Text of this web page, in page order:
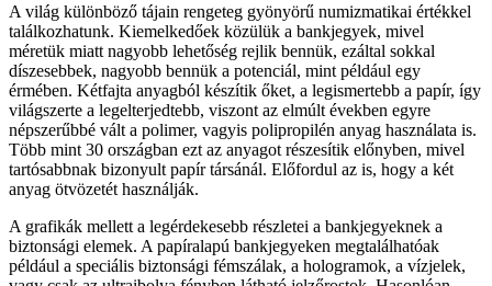
A világ különböző tájain rengeteg gyönyörű numizmatikai értékkel
találkozhatunk. Kiemelkedőek közülük a bankjegyek, mivel
méretük miatt nagyobb lehetőség rejlik bennük, ezáltal sokkal
díszesebbek, nagyobb bennük a potenciál, mint például egy
érmében. Kétfajta anyagból készítik őket, a legismertebb a papír, így
világszerte a legelterjedtebb, viszont az elmúlt években egyre
népszerűbbé vált a polimer, vagyis polipropilén anyag használata is.
Több mint 30 országban ezt az anyagot részesítik előnyben, mivel
tartósabbnak bizonyult papír társánál. Előfordul az is, hogy a két
anyag ötvözetét használják.
A grafikák mellett a legérdekesebb részletei a bankjegyeknek a
biztonsági elemek. A papíralapú bankjegyeken megtalálhatóak
például a speciális biztonsági fémszálak, a hologramok, a vízjelek,